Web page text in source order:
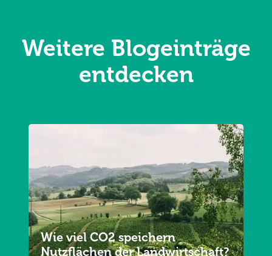
Weitere Blogeinträge
entdecken
Wie viel CO2 speichern
Nutzflächen der Landwirtschaft?